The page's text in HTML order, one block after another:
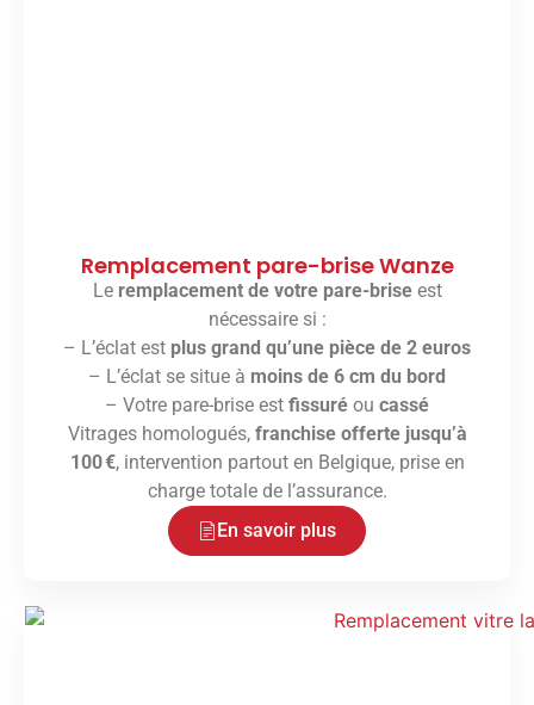
Remplacement pare-brise Wanze
Le remplacement de votre pare-briseest
nécessaire si :
– L’éclat est plus grand qu’une pièce de 2 euros
– L’éclat se situe à moins de 6 cm du bord
– Votre pare-brise est fissuré ou cassé
Vitrages homologués, franchise offerte jusqu’à
100 €, intervention partout en Belgique, prise en
charge totale de l’assurance.
En savoir plus